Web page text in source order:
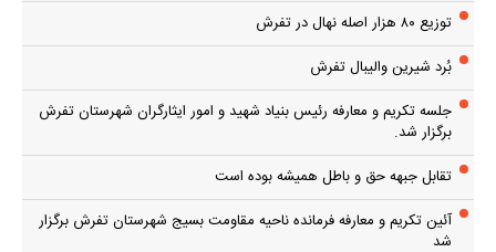
توزیع ۸۰ هزار اصله نهال در تفرش
بُرد شیرین والیبال تفرش
جلسه تکریم و معارفه رئیس بنیاد شهید و امور ایثارگران شهرستان تفرش
برگزار شد.
تقابل جبهه حق و باطل همیشه بوده است
آئین تکریم و معارفه فرمانده ناحیه مقاومت بسیج شهرستان تفرش برگزار
شد